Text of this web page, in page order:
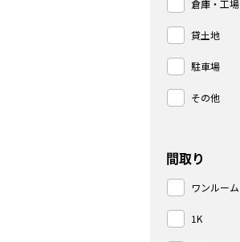
倉庫・工場
貸土地
駐車場
その他
間取り
ワンルーム
1K